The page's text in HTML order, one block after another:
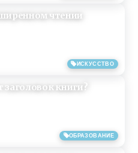
ИСКУССТВО
чтении
ОБРАЗОВАНИЕ
книги?